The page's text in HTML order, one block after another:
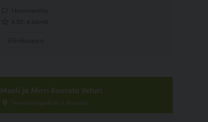
Musti ja Mirri Kouvola Veturi
Tervasharjunkatu 1, Kouvola